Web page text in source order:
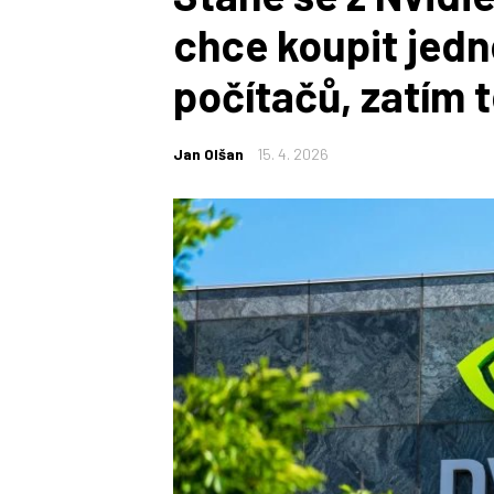
chce koupit
počítačů, zatím
Jan Olšan 15. 4. 2026